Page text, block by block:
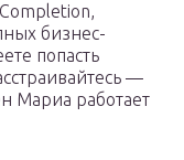
бизнес-
попасть
—
Мариа работает